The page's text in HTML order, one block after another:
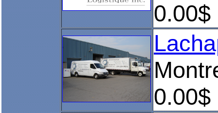
0.00$
0.00$